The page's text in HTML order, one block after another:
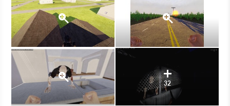
32